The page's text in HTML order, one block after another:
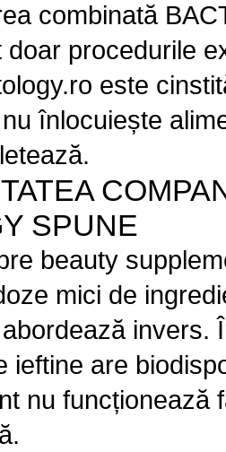
combinată
doar procedurile
este
înlocuiește
SPUNE
beauty
mici de
ieftine are
nu funcționează